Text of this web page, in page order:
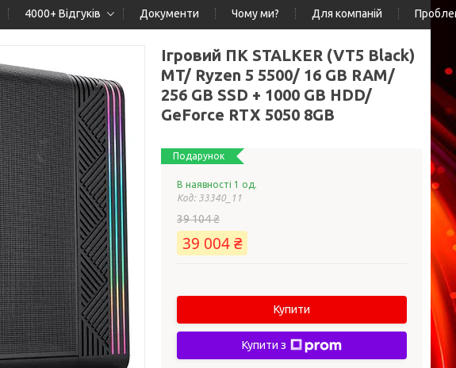
4000+ Відгуків Документи Чому ми? Для компаній
Ігровий ПК STALKER (VT5 Black)
MT/ Ryzen 5 5500/ 16 GB RAM/
256 GB SSD + 1000 GB HDD/
GeForce RTX 5050 8GB
Подарунок
В наявності 1 од.
Код: 33340_11
39 104 ₴
39 004 ₴
Купити
Купити з